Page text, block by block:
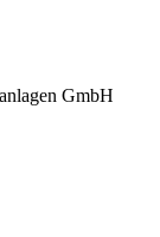
GmbH